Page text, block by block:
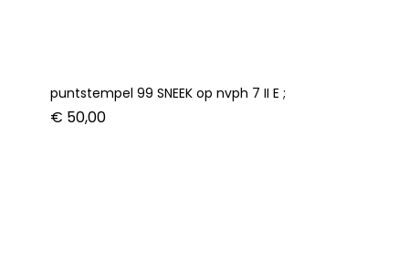
puntstempel 99 SNEEK op nvph 7 II E ;
€ 50,00